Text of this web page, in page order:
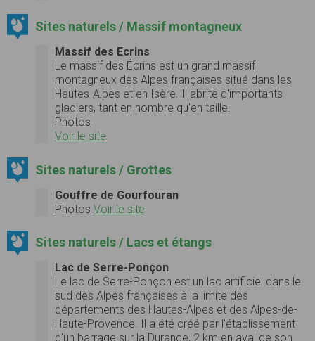
Sites naturels / Massif montagneux
Massif des Ecrins
Le massif des Écrins est un grand massif
montagneux des Alpes françaises situé dans les
Hautes-Alpes et en Isère. Il abrite d'importants
glaciers, tant en nombre qu'en taille.
Photos
Voir le site
Sites naturels / Grottes
Gouffre de Gourfouran
Photos Voir le site
Sites naturels / Lacs et étangs
Lac de Serre-Ponçon
Le lac de Serre-Ponçon est un lac artificiel dans le
sud des Alpes françaises à la limite des
départements des Hautes-Alpes et des Alpes-de-
Haute-Provence. Il a été créé par l'établissement
d'un barrage sur la Durance, 2 km en aval de son